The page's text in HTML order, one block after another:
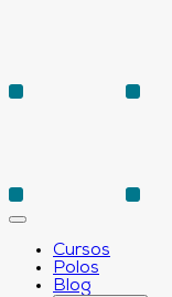
Cursos
Polos
Blog